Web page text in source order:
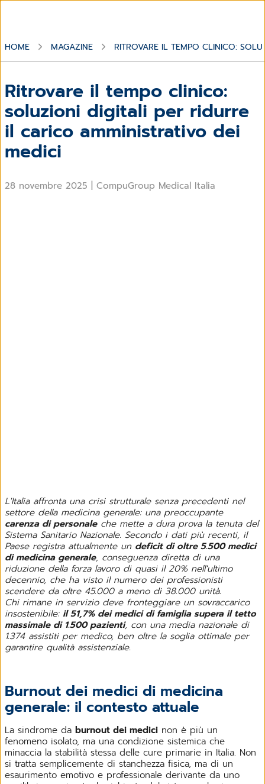
HOME MAGAZINE RITROVARE IL TEMPO CLINICO:
Ritrovare il tempo clinico:
soluzioni digitali per ridurre
il carico amministrativo dei
medici
28 novembre 2025 CompuGroup Medical Italia
L'Italia affronta una crisi strutturale senza precedenti nel
settore della medicina generale: una preoccupante
carenza di personaleche mette a dura prova la tenuta del
Sistema Sanitario Nazionale. Secondo i dati più recenti, il
Paese registra attualmente un deficit di oltre 5.500 medici
di medicina generale, conseguenza diretta di una
riduzione della forza lavoro di quasi il 20% nell'ultimo
decennio, che ha visto il numero dei professionisti
scendere da oltre 45.000 a meno di 38.000 unità.
Chi rimane in servizio deve fronteggiare un sovraccarico
insostenibile: il 51,7% dei medici di famiglia supera il tetto
massimale di 1.500 pazienti, con una media nazionale di
1.374 assistiti per medico, ben oltre la soglia ottimale per
garantire qualità assistenziale.
Burnout dei medici di medicina
generale: il contesto attuale
La sindrome da burnout dei medici non è più un
fenomeno isolato, ma una condizione sistemica che
minaccia la stabilità stessa delle cure primarie in Italia. Non
si tratta semplicemente di stanchezza fisica, ma di un
esaurimento emotivo e professionale derivante da uno